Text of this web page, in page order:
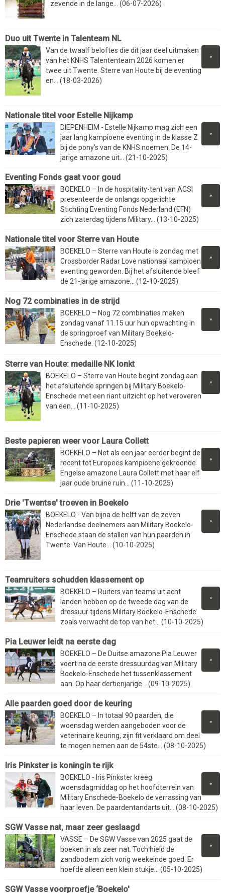
zevende in de lange... (06-07-2026)
Duo uit Twente in Talenteam NL
»
Van de twaalf beloftes die dit jaar deel uitmaken
van het KNHS Talententeam 2026 komen er
twee uit Twente. Sterre van Houte bij de eventing
en... (18-03-2026)
Nationale titel voor Estelle Nijkamp
»
DIEPENHEIM - Estelle Nijkamp mag zich een
jaar lang kampioene eventing in de klasse Z
bij de pony’s van de KNHS noemen. De 14-
jarige amazone uit... (21-10-2025)
Eventing Fonds gaat voor goud
»
BOEKELO – In de hospitality-tent van ACSI
presenteerde de onlangs opgerichte
Stichting Eventing Fonds Nederland (EFN)
zich zaterdag tijdens Military... (13-10-2025)
Nationale titel voor Sterre van Houte
»
BOEKELO – Sterre van Houte is zondag met
Crossborder Radar Love nationaal kampioen
eventing geworden. Bij het afsluitende bleef
de 21-jarige amazone... (12-10-2025)
Nog 72 combinaties in de strijd
»
BOEKELO – Nog 72 combinaties maken
zondag vanaf 11.15 uur hun opwachting in
de springproef van Military Boekelo-
Enschede. (12-10-2025)
Sterre van Houte: medaille NK lonkt
»
BOEKELO – Sterre van Houte begint zondag aan
het afsluitende springen bij Military Boekelo-
Enschede met een riant uitzicht op het veroveren
van een... (11-10-2025)
Beste papieren weer voor Laura Collett
»
BOEKELO – Net als een jaar eerder begint de
recent tot Europees kampioene gekroonde
Engelse amazone Laura Collett met haar elf
jaar oude bruine ruin... (11-10-2025)
Drie 'Twentse' troeven in Boekelo
»
BOEKELO - Van bijna de helft van de zeven
Nederlandse deelnemers aan Military Boekelo-
Enschede staan de stallen van hun paarden in
Twente. Van Houte... (10-10-2025)
Teamruiters schudden klassement op
»
BOEKELO – Ruiters van teams uit acht
landen hebben op de tweede dag van de
dressuur tijdens Military Boekelo-Enschede
zoals verwacht de top van het... (10-10-2025)
Pia Leuwer leidt na eerste dag
»
BOEKELO – De Duitse amazone Pia Leuwer
voert na de eerste dressuurdag van Military
Boekelo-Enschede het tussenklassement
aan. Op haar dertienjarige... (09-10-2025)
Alle paarden goed door de keuring
»
BOEKELO – In totaal 90 paarden, die
woensdag werden aangeboden voor de
veterinaire keuring, zijn fit verklaard om deel
te mogen nemen aan de 54ste... (08-10-2025)
Iris Pinkster is koningin te rijk
»
BOEKELO - Iris Pinkster kreeg
woensdagmiddag op het hoofdterrein van
Military Enschede-Boekelo de verrassing van
haar leven. De paardentandarts uit... (08-10-2025)
SGW Vasse nat, maar zeer geslaagd
»
VASSE – De SGW Vasse van 2025 gaat de
boeken in als zeer nat. Toch hield de
zandbodem zich vorig weekeinde goed. Er
hoefde alleen een klein stukje... (05-10-2025)
SGW Vasse voorproefje ‘Boekelo'